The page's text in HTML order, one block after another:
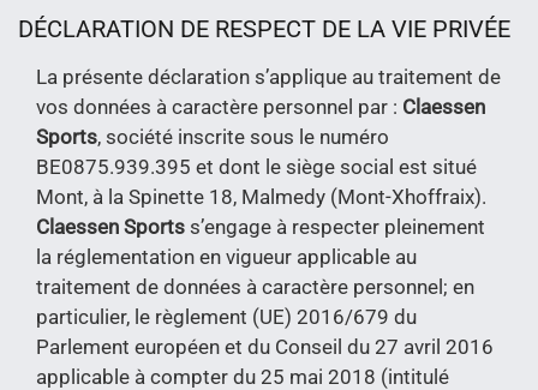
DÉCLARATION DE RESPECT DE LA VIE PRIVÉE
La présente déclaration s’applique au traitement de
vos données à caractère personnel par : Claessen
Sports, société inscrite sous le numéro
BE0875.939.395 et dont le siège social est situé
Mont, à la Spinette 18, Malmedy (Mont-Xhoffraix).
Claessen Sports s’engage à respecter pleinement
la réglementation en vigueur applicable au
traitement de données à caractère personnel; en
particulier, le règlement (UE) 2016/679 du
Parlement européen et du Conseil du 27 avril 2016
applicable à compter du 25 mai 2018 (intitulé